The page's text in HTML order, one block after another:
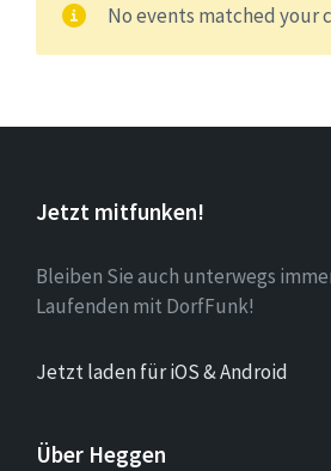
No events matched your
Jetzt mitfunken!
Bleiben Sie auch unterwegs
Laufenden mit DorfFunk!
Jetzt laden für iOS & Android
Über Heggen